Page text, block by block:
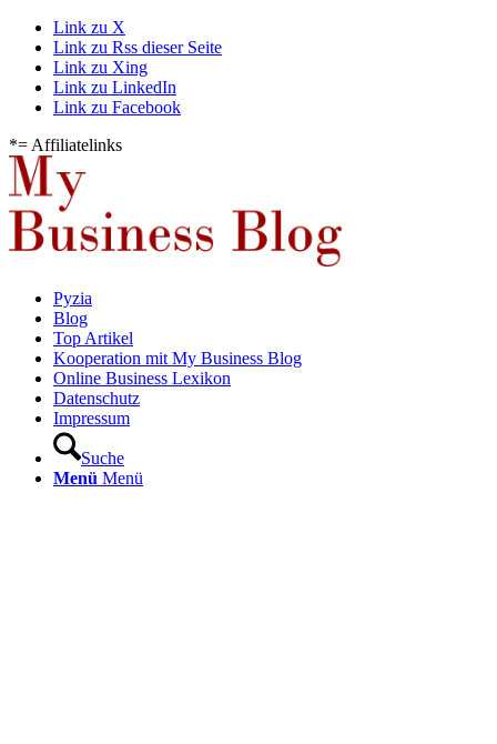
Link zu X
Link zu Rss dieser Seite
Link zu Xing
Link zu LinkedIn
Link zu Facebook
*= Affiliatelinks
Pyzia
Blog
Top Artikel
Kooperation mit My Business Blog
Online Business Lexikon
Datenschutz
Impressum
Suche
Menü Menü